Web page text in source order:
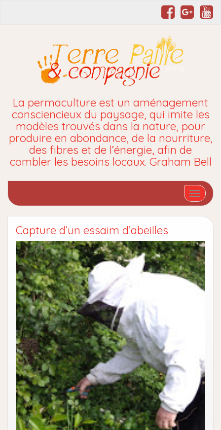
La permaculture est un aménagement
consciencieux du paysage, qui imite les
modèles trouvés dans la nature, pour
produire en abondance, de la nourriture,
des fibres et de l’énergie, afin de
combler les besoins locaux. Graham Bell
Capture d’un essaim d’abeilles